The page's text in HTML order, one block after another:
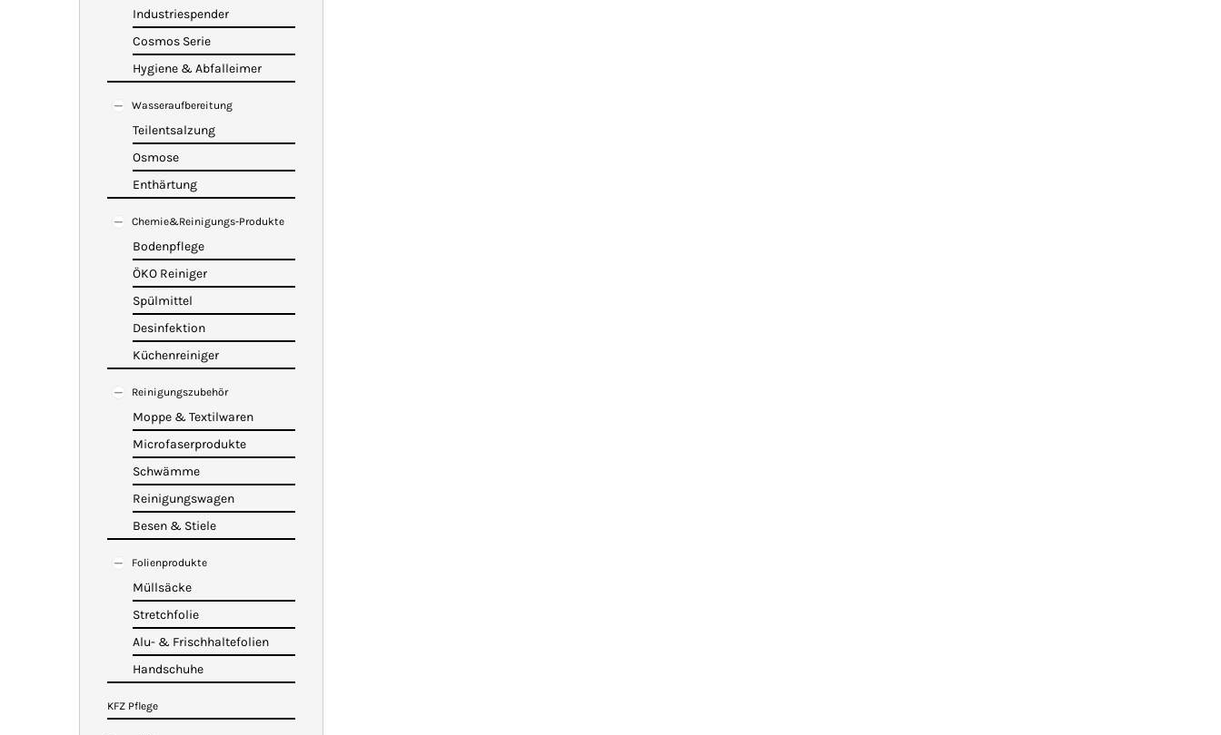
Industriespender
Cosmos Serie
Hygiene & Abfalleimer
Wasseraufbereitung
Teilentsalzung
Osmose
Enthärtung
Chemie&Reinigungs-Produkte
Bodenpflege
ÖKO Reiniger
Spülmittel
Desinfektion
Küchenreiniger
Reinigungszubehör
Moppe & Textilwaren
Microfaserprodukte
Schwämme
Reinigungswagen
Besen & Stiele
Folienprodukte
Müllsäcke
Stretchfolie
Alu- & Frischhaltefolien
Handschuhe
KFZ Pflege